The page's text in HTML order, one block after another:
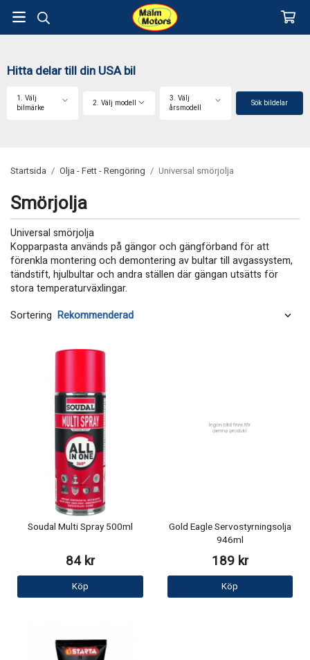
Hitta delar till din USA bil
1. Välj
bilmärke
2. Välj modell
3. Välj
årsmodell
Sök bildelar
Startsida / Olja - Fett - Rengöring / Universal smörjolja
Smörjolja
Universal smörjolja
Kopparpasta används på gängor och gängförband för att
förenkla montering och demontering av bultar till avgassystem,
tändstift, hjulbultar och andra ställen där gängan utsätts för
stora temperaturväxlingar.
Sortering
Soudal Multi Spray 500ml
84 kr
Köp
Gold Eagle Servostyrningsolja
946ml
189 kr
Köp